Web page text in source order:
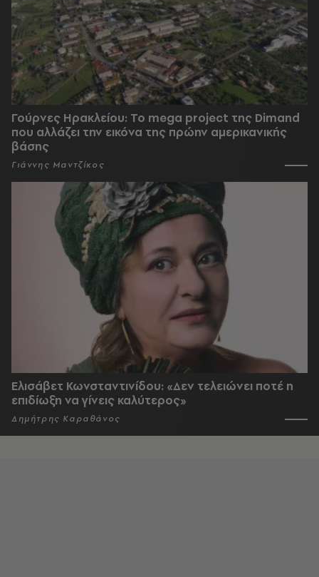
Γούρνες Ηρακλείου: To mega project της Dimand
που αλλάζει την εικόνα της πρώην αμερικανικής
βάσης
Γιάννης Μαντζίκος
Ελισάβετ Κωνσταντινίδου: «Δεν τελειώνει ποτέ η
επιδίωξη να γίνεις καλύτερος»
Δημήτρης Καραθάνος